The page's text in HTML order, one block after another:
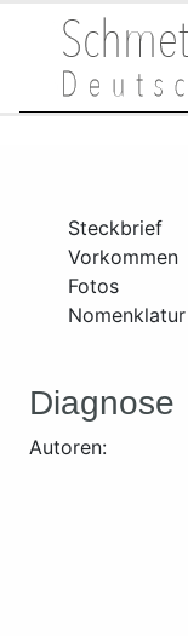
Steckbrief
Vorkommen
Fotos
Nomenklatur
Diagnose
Autoren: